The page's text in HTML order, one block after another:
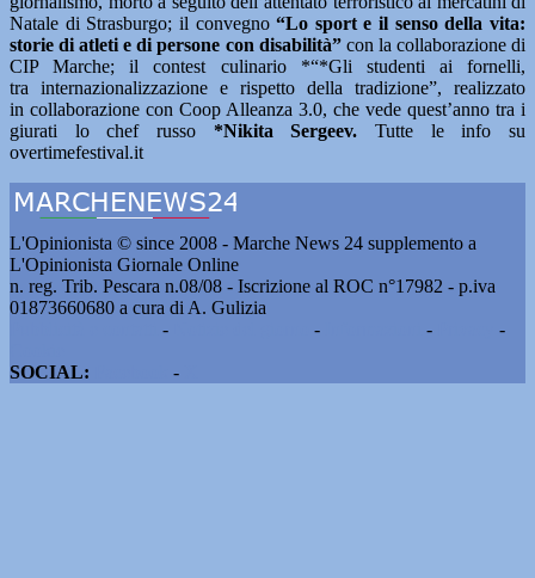
Natale di Strasburgo; il convegno“Lo sport e il senso della vita:
storie di atleti e di persone con disabilità”con la collaborazione di
CIP Marche; il contest culinario *“*Gli studenti ai fornelli,
tra internazionalizzazione e rispetto della tradizione”, realizzato
in collaborazione con Coop Alleanza 3.0, che vede quest’anno tra i
giurati lo chef russo *Nikita Sergeev. Tutte le info su
overtimefestival.it
L'Opinionista © since 2008 - Marche News 24 supplemento a
L'Opinionista Giornale Online
n. reg. Trib. Pescara n.08/08 - Iscrizione al ROC n°17982 - p.iva
01873660680 a cura di A. Gulizia
- - -
-
SOCIAL:
-